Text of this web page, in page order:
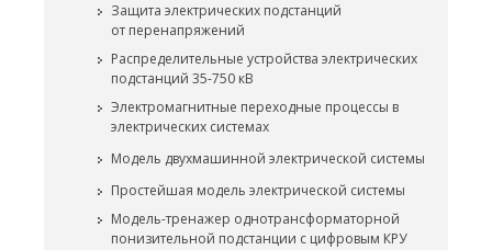
Защита электрических подстанций
от перенапряжений
Распределительные устройства электрических
подстанций 35-750 кВ
Электромагнитные переходные процессы в
электрических системах
Модель двухмашинной электрической системы
Простейшая модель электрической системы
Модель-тренажер однотрансформаторной
понизительной подстанции с цифровым КРУ